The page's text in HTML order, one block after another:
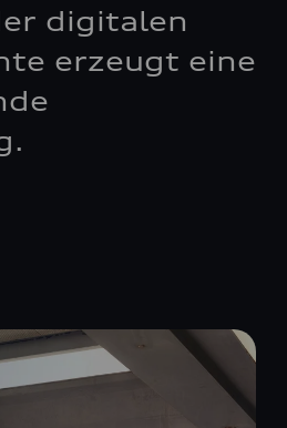
digitalen
erzeugt eine